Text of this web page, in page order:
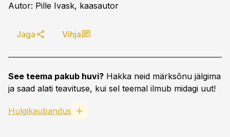
Autor: Pille Ivask, kaasautor
Jaga Vihja
See teema pakub huvi? Hakka neid märksõnu jälgima
ja saad alati teavituse, kui sel teemal ilmub midagi uut!
Hulgikaubandus